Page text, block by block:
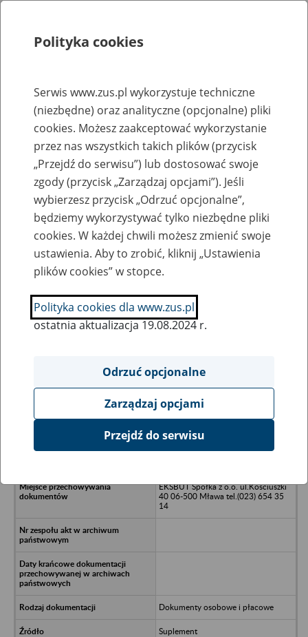
Rejestry, ewidencje i archiwa
Baza zlikwidowanych lub
przekształconych zakładów pracy
Nazwa zakładu pracy:
SZUKAJ
Ukryj wszystkie pozycje bazy
Przedsiębiorstwo Produkcji Obuwia
EKSBUT Spółka z o.o. ul.Kościuszki
40 06-500 Mława tel.(023) 654 35
14
Dokumenty osobowe i płacowe
Suplement
Polityka cookies
Serwis www.zus.pl wykorzystuje techniczne
(niezbędne) oraz analityczne (opcjonalne) pliki
cookies. Możesz zaakceptować wykorzystanie
przez nas wszystkich takich plików (przycisk
„Przejdź do serwisu”) lub dostosować swoje
zgody (przycisk „Zarządzaj opcjami”). Jeśli
wybierzesz przycisk „Odrzuć opcjonalne”,
będziemy wykorzystywać tylko niezbędne pliki
cookies. W każdej chwili możesz zmienić swoje
ustawienia. Aby to zrobić, kliknij „Ustawienia
plików cookies” w stopce.
Polityka cookies dla www.zus.pl
ostatnia aktualizacja 19.08.2024 r.
Odrzuć opcjonalne
Zarządzaj opcjami
Przejdź do serwisu